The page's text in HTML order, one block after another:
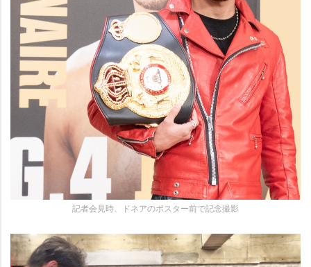
記者会見時、ドネアのポスター前で記念撮影